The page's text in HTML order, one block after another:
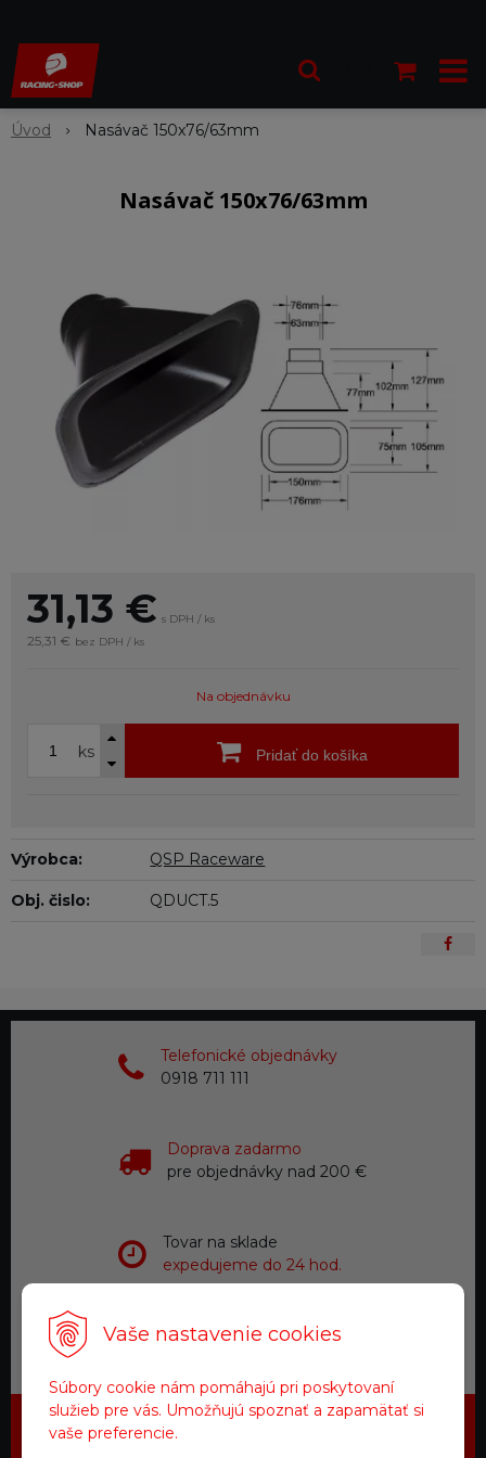
Vaše nastavenie cookies
Súbory cookie nám pomáhajú pri poskytovaní
služieb pre vás. Umožňujú spoznať a zapamätať si
vaše preferencie.
Úvod Nasávač 150x76/63mm
Nasávač 150x76/63mm
31,13 € s DPH / ks
25,31 € bez DPH / ks
Na objednávku
ks Pridať do košíka
Výrobca: QSP Raceware
Obj. čislo: QDUCT.5
Telefonické objednávky
0918 711 111
Doprava zadarmo
pre objednávky nad 200 €
Tovar na sklade
expedujeme do 24 hod.
Zákaznícky servis